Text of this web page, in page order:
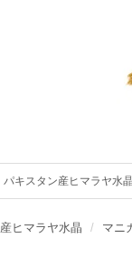
パキスタン産ヒマラヤ水晶
ヒマラヤ水晶
マニ